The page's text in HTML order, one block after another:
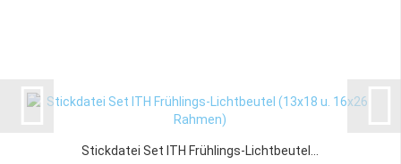
Stickdatei Set ITH Frühlings-Lichtbeutel...